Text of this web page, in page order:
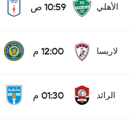
الأهلي 10:59 ص
لاريسا 12:00 م
الرائد 01:30 م